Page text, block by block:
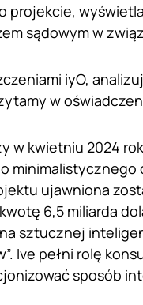
projekcie,
sądowym w
iyO,
w
w kwietniu 2024
ujawniona
6,5 miliarda
sztucznej
Ive pełni rolę
sposób